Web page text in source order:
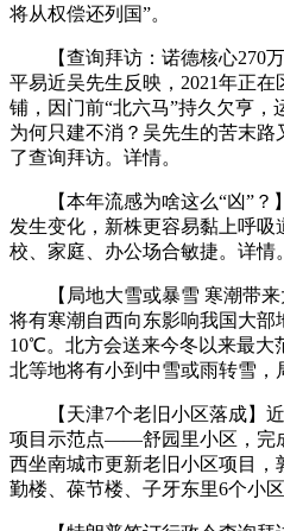
将从权偿还列国”。
【查询拜访：诺德核心270万
平易近吴先生反映，2021年正
铺，因门前“北六马”持久欠亨，
为何只建不消？吴先生的苦末
了查询拜访。详情。
【本年流感为啥这么“凶”？
发生变化，新株更容易黏上呼
校、家庭、办公场合敏捷。详情。
【局地大雪或暴雪 寒潮带来
将有寒潮自西向东影响我国大部
10℃。北方会送来今冬以来最大
北等地将有小到中雪或雨转雪，
【天津7个老旧小区落成】近
项目示范点——舒园里小区，完
西坐南城市更新老旧小区项目
勤楼、葆节楼、子牙东里6个小